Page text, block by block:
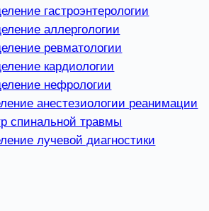
гастроэнтерологии
аллергологии
ревматологии
кардиологии
нефрологии
анестезиологии реанимации
спинальной травмы
лучевой диагностики